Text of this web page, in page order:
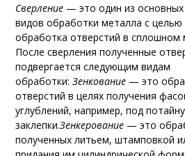
Сверление — это один из
видов обработки металла с целью
обработка отверстий в сплошном
После сверления полученные
подвергается следующим видам
обработки: Зенкование — это
отверстий в целях получения
углублений, например, под
заклепки.Зенкерование — это
полученных литьем, штамповкой